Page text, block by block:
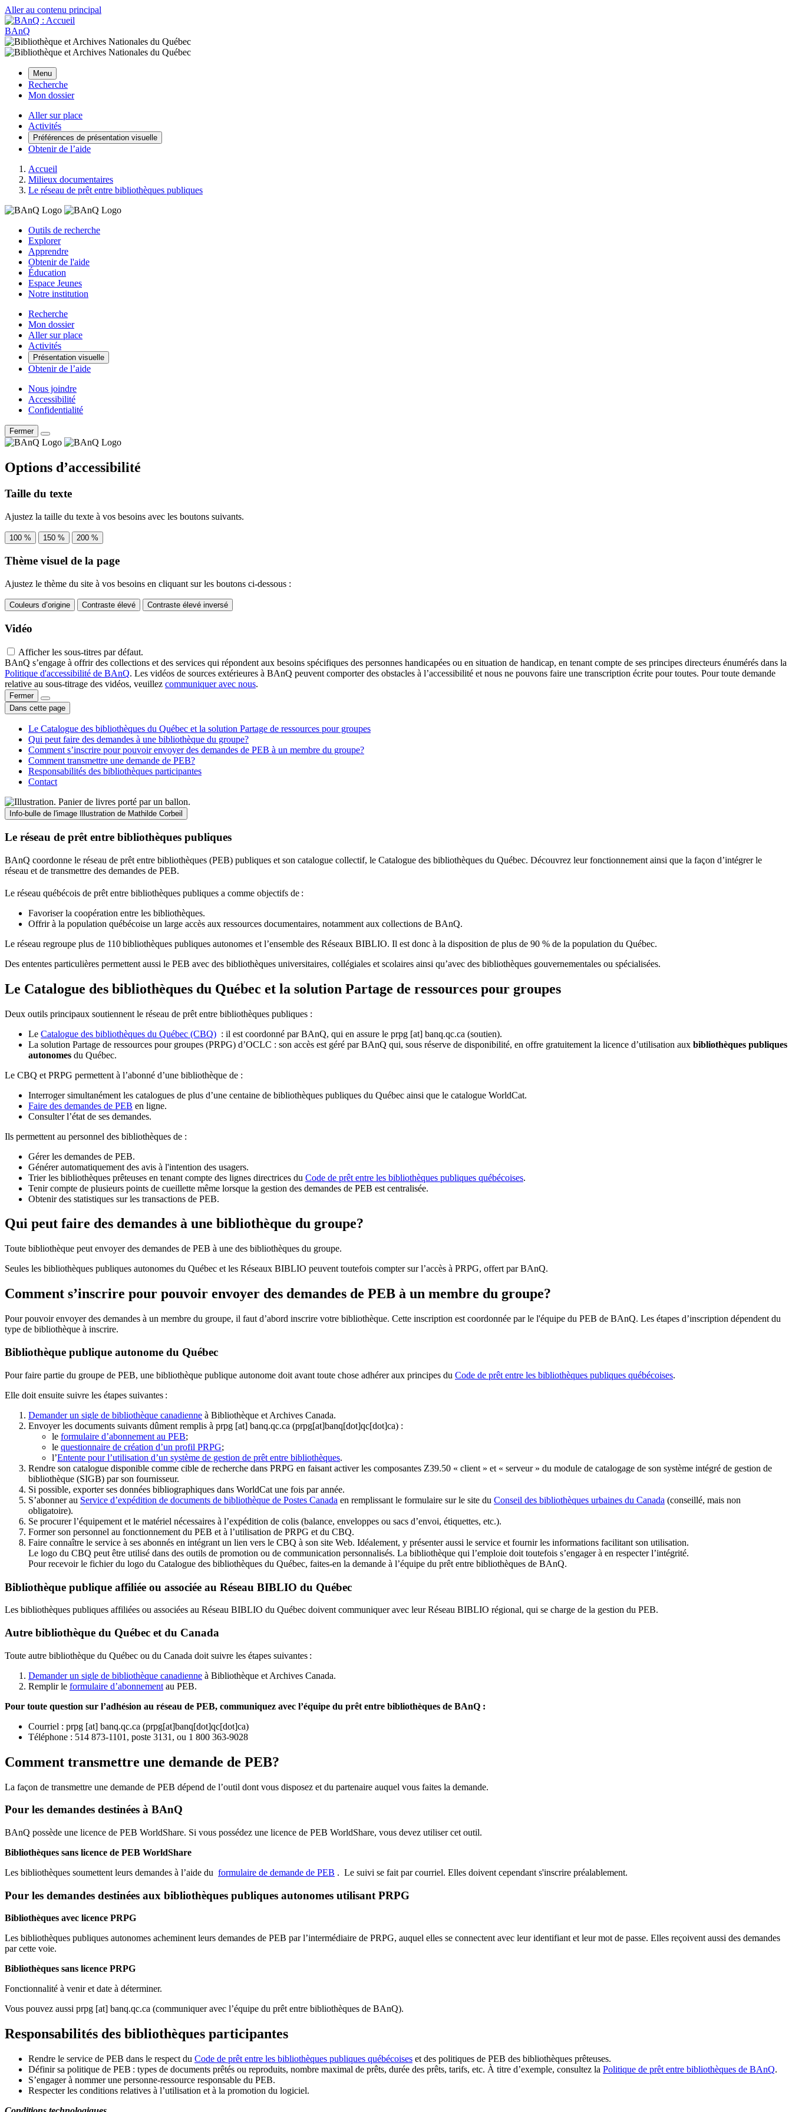
Aller au contenu principal
BAnQ
Menu
Recherche
Mon dossier
Aller sur place
Activités
Préférences de présentation visuelle
Obtenir de l’aide
Accueil
Milieux documentaires
Le réseau de prêt entre bibliothèques publiques
Outils de recherche
Explorer
Apprendre
Obtenir de l'aide
Éducation
Espace Jeunes
Notre institution
Recherche
Mon dossier
Aller sur place
Activités
Présentation visuelle
Obtenir de l’aide
Nous joindre
Accessibilité
Confidentialité
Fermer
Options d’accessibilité
Taille du texte
Ajustez la taille du texte à vos besoins avec les boutons suivants.
100 % 150 % 200 %
Thème visuel de la page
Ajustez le thème du site à vos besoins en cliquant sur les boutons ci-dessous :
Couleurs d’origine Contraste élevé Contraste élevé inversé
Vidéo
Afficher les sous-titres par défaut.
BAnQ s’engage à offrir des collections et des services qui répondent aux besoins spécifiques des personnes handicapées ou en situation de handicap, en tenant compte de ses principes directeurs énumérés dans la
Politique d'accessibilité de BAnQ. Les vidéos de sources extérieures à BAnQ peuvent comporter des obstacles à l’accessibilité et nous ne pouvons faire une transcription écrite pour toutes. Pour toute demande
relative au sous-titrage des vidéos, veuillez communiquer avec nous.
Fermer
Dans cette page
Le Catalogue des bibliothèques du Québec et la solution Partage de ressources pour groupes
Qui peut faire des demandes à une bibliothèque du groupe?
Comment s’inscrire pour pouvoir envoyer des demandes de PEB à un membre du groupe?
Comment transmettre une demande de PEB?
Responsabilités des bibliothèques participantes
Contact
Info-bulle de l'image Illustration de Mathilde Corbeil
Le réseau de prêt entre bibliothèques publiques
BAnQ coordonne le réseau de prêt entre bibliothèques (PEB) publiques et son catalogue collectif, le Catalogue des bibliothèques du Québec. Découvrez leur fonctionnement ainsi que la façon d’intégrer le
réseau et de transmettre des demandes de PEB.
Le réseau québécois de prêt entre bibliothèques publiques a comme objectifs de :
Favoriser la coopération entre les bibliothèques.
Offrir à la population québécoise un large accès aux ressources documentaires, notamment aux collections de BAnQ.
Le réseau regroupe plus de 110bibliothèques publiques autonomes et l’ensemble des Réseaux BIBLIO. Il est donc à la disposition de plus de 90 % de la population du Québec.
Des ententes particulières permettent aussi le PEB avec des bibliothèques universitaires, collégiales et scolaires ainsi qu’avec des bibliothèques gouvernementales ou spécialisées.
Le Catalogue des bibliothèques du Québec et la solution Partage de ressources pour groupes
Deux outils principaux soutiennent le réseau de prêt entre bibliothèques publiques :
Le Catalogue des bibliothèques du Québec (CBQ) : il est coordonné par BAnQ, qui en assure le prpg [at] banq.qc.ca (soutien).
La solution Partage de ressources pour groupes (PRPG) d’OCLC : son accès est géré par BAnQ qui, sous réserve de disponibilité, en offre gratuitement la licence d’utilisation aux bibliothèques publiques
autonomes du Québec.
Le CBQ et PRPG permettent à l’abonné d’une bibliothèque de :
Interroger simultanément les catalogues de plus d’une centaine de bibliothèques publiques du Québec ainsi que le catalogue WorldCat.
Faire des demandes de PEB en ligne.
Consulter l’état de ses demandes.
Ils permettent au personnel des bibliothèques de :
Gérer les demandes de PEB.
Générer automatiquement des avis à l'intention des usagers.
Trier les bibliothèques prêteuses en tenant compte des lignes directrices du Code de prêt entre les bibliothèques publiques québécoises.
Tenir compte de plusieurs points de cueillette même lorsque la gestion des demandes de PEB est centralisée.
Obtenir des statistiques sur les transactions de PEB.
Qui peut faire des demandes à une bibliothèque du groupe?
Toute bibliothèque peut envoyer des demandes de PEB à une des bibliothèques du groupe.
Seules les bibliothèques publiques autonomes du Québec et les Réseaux BIBLIO peuvent toutefois compter sur l’accès à PRPG, offert par BAnQ.
Comment s’inscrire pour pouvoir envoyer des demandes de PEB à un membre du groupe?
Pour pouvoir envoyer des demandes à un membre du groupe, il faut d’abord inscrire votre bibliothèque. Cette inscription est coordonnée par le l'équipe du PEB de BAnQ. Les étapes d’inscription dépendent du
type de bibliothèque à inscrire.
Bibliothèque publique autonome du Québec
Pour faire partie du groupe de PEB, une bibliothèque publique autonome doit avant toute chose adhérer aux principes du Code de prêt entre les bibliothèques publiques québécoises.
Elle doit ensuite suivre les étapes suivantes :
Demander un sigle de bibliothèque canadienne à Bibliothèque et Archives Canada.
Envoyer les documents suivants dûment remplis à prpg [at] banq.qc.ca (prpg[at]banq[dot]qc[dot]ca) :
le formulaire d’abonnement au PEB;
le questionnaire de création d’un profil PRPG;
l’Entente pour l’utilisation d’un système de gestion de prêt entre bibliothèques.
Rendre son catalogue disponible comme cible de recherche dans PRPG en faisant activer les composantes Z39.50 « client » et « serveur » du module de catalogage de son système intégré de gestion de
bibliothèque (SIGB) par son fournisseur.
Si possible, exporter ses données bibliographiques dans WorldCat une fois par année.
S’abonner au Service d’expédition de documents de bibliothèque de Postes Canada en remplissant le formulaire sur le site du Conseil des bibliothèques urbaines du Canada (conseillé, mais non
obligatoire).
Se procurer l’équipement et le matériel nécessaires à l’expédition de colis (balance, enveloppes ou sacs d’envoi, étiquettes, etc.).
Former son personnel au fonctionnement du PEB et à l’utilisation de PRPG et du CBQ.
Faire connaître le service à ses abonnés en intégrant un lien vers le CBQ à son site Web. Idéalement, y présenter aussi le service et fournir les informations facilitant son utilisation.
Le logo du CBQ peut être utilisé dans des outils de promotion ou de communication personnalisés. La bibliothèque qui l’emploie doit toutefois s’engager à en respecter l’intégrité.
Pour recevoir le fichier du logo du Catalogue des bibliothèques du Québec, faites-en la demande à l’équipe du prêt entre bibliothèques de BAnQ.
Bibliothèque publique affiliée ou associée au Réseau BIBLIO du Québec
Les bibliothèques publiques affiliées ou associées au Réseau BIBLIO du Québec doivent communiquer avec leur Réseau BIBLIO régional, qui se charge de la gestion du PEB.
Autre bibliothèque du Québec et du Canada
Toute autre bibliothèque du Québec ou du Canada doit suivre les étapes suivantes :
Demander un sigle de bibliothèque canadienne à Bibliothèque et Archives Canada.
Remplir le formulaire d’abonnement au PEB.
Pour toute question sur l’adhésion au réseau de PEB, communiquez avec l’équipe du prêt entre bibliothèques de BAnQ :
Courriel : prpg [at] banq.qc.ca (prpg[at]banq[dot]qc[dot]ca)
Téléphone : 514 873-1101, poste 3131, ou 1 800 363-9028
Comment transmettre une demande de PEB?
La façon de transmettre une demande de PEB dépend de l’outil dont vous disposez et du partenaire auquel vous faites la demande.
Pour les demandes destinées à BAnQ
BAnQ possède une licence de PEB WorldShare. Si vous possédez une licence de PEB WorldShare, vous devez utiliser cet outil.
Bibliothèques sans licence de PEB WorldShare
Les bibliothèques soumettent leurs demandes à l’aide du formulaire de demande de PEB . Le suivi se fait par courriel. Elles doivent cependant s'inscrire préalablement.
Pour les demandes destinées aux bibliothèques publiques autonomes utilisant PRPG
Bibliothèques avec licence PRPG
Les bibliothèques publiques autonomes acheminent leurs demandes de PEB par l’intermédiaire de PRPG, auquel elles se connectent avec leur identifiant et leur mot de passe. Elles reçoivent aussi des demandes
par cette voie.
Bibliothèques sans licence PRPG
Fonctionnalité à venir et date à déterminer.
Vous pouvez aussi prpg [at] banq.qc.ca (communiquer avec l’équipe du prêt entre bibliothèques de BAnQ).
Responsabilités des bibliothèques participantes
Rendre le service de PEB dans le respect du Code de prêt entre les bibliothèques publiques québécoises et des politiques de PEB des bibliothèques prêteuses.
Définir sa politique de PEB : types de documents prêtés ou reproduits, nombre maximal de prêts, durée des prêts, tarifs, etc. À titre d’exemple, consultez la Politique de prêt entre bibliothèques de BAnQ.
S’engager à nommer une personne-ressource responsable du PEB.
Respecter les conditions relatives à l’utilisation et à la promotion du logiciel.